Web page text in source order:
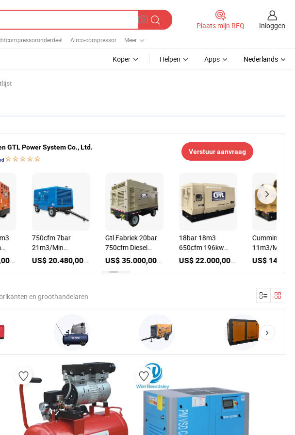
Airco-compressor Meer
Plaats mijn RFQ Inloggen
Koper Helpen Apps Nederlands
GTL Power System Co., Ltd.
Verstuur aanvraag
US$ 42.000,00-42.500,00
750cfm 7bar
21m3/Min
Draagbare Diesel
Luchtcompressor
US$ 20.480,00-33.280,00
Gtl Fabriek 20bar
750cfm Diesel
LuchtcompressorUS$ 35.000,00-45.000,00
18bar 18m3
650cfm 196kw
200kw Diesel
Schroef
US$ 22.000,00-23.000,00
Cummins
11m3/Min
Draagbare
Duurzame en
Betrouwbare
en groothandelaren